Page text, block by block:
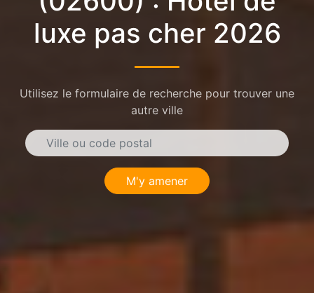
luxe pas cher 2026
Utilisez le formulaire de recherche pour trouver une
autre ville
M'y amener